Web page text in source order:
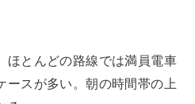
ほとんどの路線では満員電車
ースが多い。朝の時間帯の上